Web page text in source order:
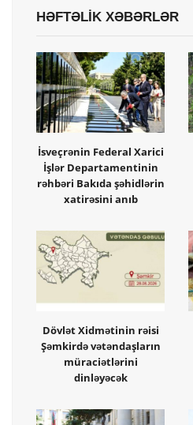
HƏFTƏLİK XƏBƏRLƏR
İsveçrənin Federal Xarici
İşlər Departamentinin
rəhbəri Bakıda şəhidlərin
xatirəsini anıb
Dövlət Xidmətinin rəisi
Şəmkirdə vətəndaşların
müraciətlərini
dinləyəcək